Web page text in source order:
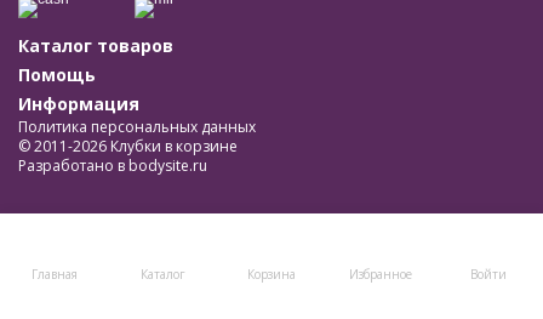
Главная Каталог Корзина Избранное Войти
Каталог товаров
Помощь
Информация
Политика персональных данных
© 2011-2026 Клубки в корзине
Разработано в bodysite.ru